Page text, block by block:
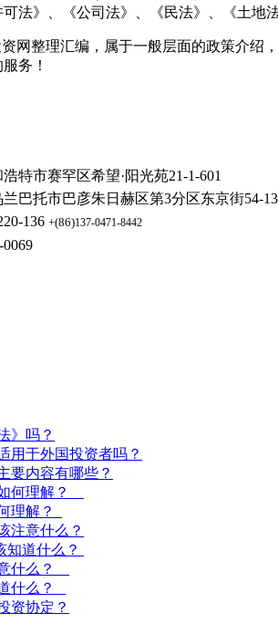
法》、《公司法》、《民法》、《土地
网整理汇编，属于一般层面的政策介绍
务！
特市赛罕区希望·阳光苑21-1-601
巴托市巴彦朱日赫区第3分区东京街54-
136 +(86)137-0471-8442
》吗？
用于外国投资者吗？
要内容有哪些？
何理解？
理解？
注意什么？
知道什么？
什么？
什么？
资协定？